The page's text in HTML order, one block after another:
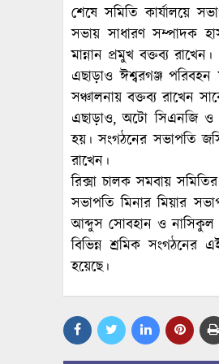
শেষে সমিতি কার্যালয়ে
সভায় সাধারণ সম্পাদক
মান্নান প্রমুখ বক্তব্য রাখেন।
এছাড়াও ঈশ্বরগঞ্জ
সঞ্চালনায় বক্তব্য রাখেন
এছাড়াও, অটো সিএনজি ও
হয়। সংগঠনের সভাপতি
রাখেন।
রিক্সা চালক সমবায়
সভাপতি মিনার মিয়ার
আব্দুস সোবহান ও নাসিকুল
বিভিন্ন শ্রমিক সংগঠনের
হয়েছে।